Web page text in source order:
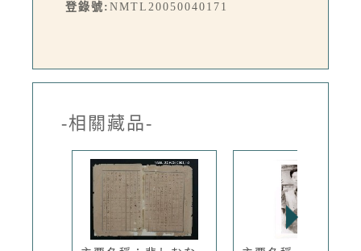
登錄號: NMTL20050040171
-相關藏品-